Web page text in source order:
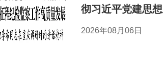
中国共产党天津市河东区
员会第六次全体会议决议
彻习近平党建思
推进新征程纪检
2026年08月06日